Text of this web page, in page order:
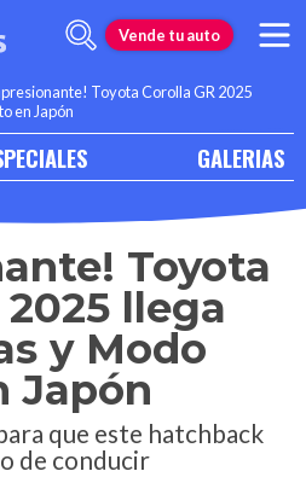
Vende tu auto
Toyota Corolla GR 2025
en Japón
GALERIAS
Toyota
2025 llega
y Modo
Japón
que este hatchback
de conducir